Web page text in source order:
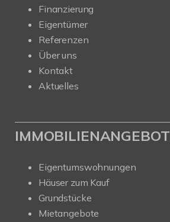
Finanzierung
Eigentümer
Referenzen
Über uns
Kontakt
Aktuelles
Eigentumswohnungen
Häuser zum Kauf
Grundstücke
Mietangebote